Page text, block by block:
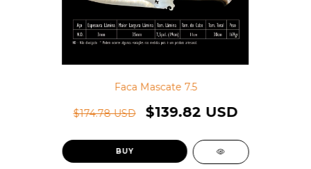
Faca Mascate 7.5
$174.78 USD $139.82 USD